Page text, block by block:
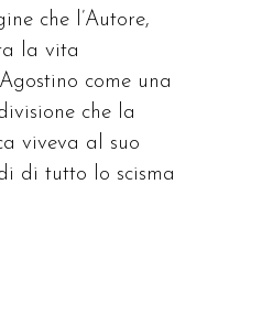
che l’Autore,
la vita
come una
che la
viveva al suo
di tutto lo scisma